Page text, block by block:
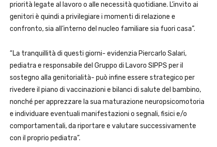
priorità legate al lavoro o alle necessità quotidiane. L’invito ai
genitori è quindi a privilegiare i momenti di relazione e
confronto, sia all’interno del nucleo familiare sia fuori casa”.
“La tranquillità di questi giorni- evidenzia Piercarlo Salari,
pediatra e responsabile del Gruppo di Lavoro SIPPS per il
sostegno alla genitorialità- può infine essere strategico per
rivedere il piano di vaccinazioni e bilanci di salute del bambino,
nonché per apprezzare la sua maturazione neuropsicomotoria
e individuare eventuali manifestazioni o segnali, fisici e/o
comportamentali, da riportare e valutare successivamente
con il proprio pediatra”.